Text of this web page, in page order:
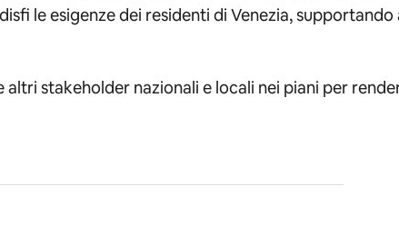
le esigenze dei residenti di Venezia,
stakeholder nazionali e locali nei piani per